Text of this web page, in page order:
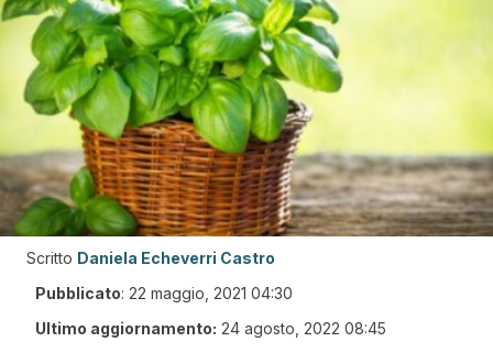
Scritto Daniela Echeverri Castro
Pubblicato: 22 maggio, 2021 04:30
Ultimo aggiornamento: 24 agosto, 2022 08:45